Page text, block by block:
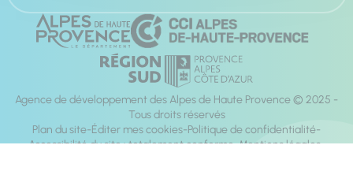
Agence de développement des Alpes de Haute Provence © 2025 -
Tous droits réservés
Plan du site Éditer mes cookies Politique de confidentialité
Accessibilité du site : totalement conforme Mentions légales